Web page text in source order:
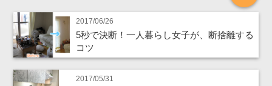
2017/06/26
5秒で決断！一人暮らし女子が、断捨離する
コツ
2017/05/31